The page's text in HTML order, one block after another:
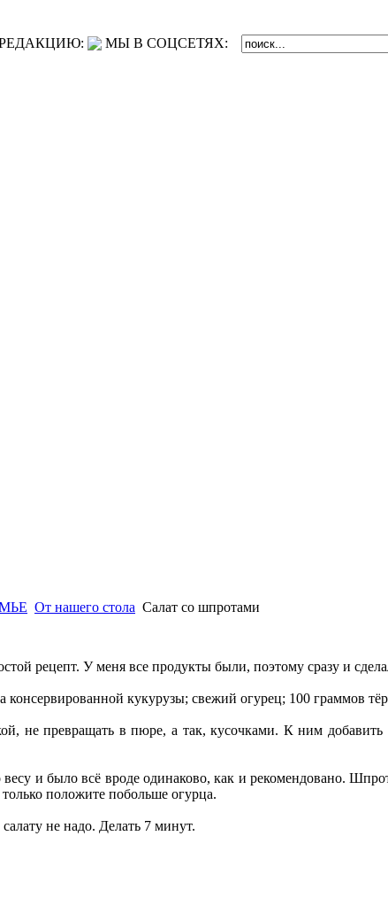
МЫ В СОЦСЕТЯХ:
От нашего стола Салат со шпротами
рецепт. У меня все продукты были, поэтому сразу и
консервированной кукурузы; свежий огурец; 100 граммов
не превращать в пюре, а так, кусочками. К ним
и было всё вроде одинаково, как и рекомендовано.
положите побольше огурца.
не надо. Делать 7 минут.